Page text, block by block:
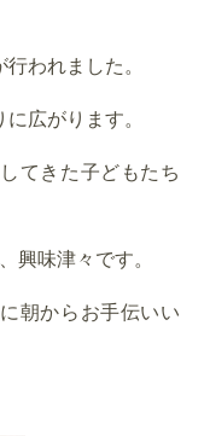
われました。
広がります。
てきた子どもたち
興味津々です。
朝からお手伝いい